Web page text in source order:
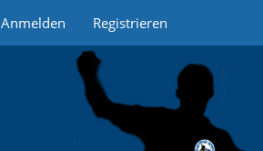
Anmelden Registrieren